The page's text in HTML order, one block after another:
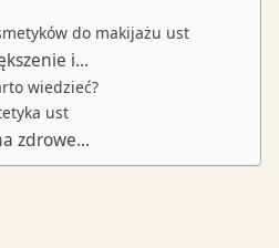
do makijażu ust
i…
wiedzieć?
ust
zdrowe…